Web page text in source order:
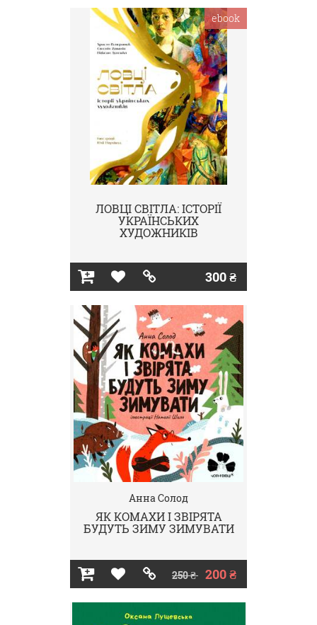
ЛОВЦІ СВІТЛА: ІСТОРІЇ
УКРАЇНСЬКИХ
ХУДОЖНИКІВ
300 ₴
ebook
Анна Солод
ЯК КОМАХИ І ЗВІРЯТА
БУДУТЬ ЗИМУ ЗИМУВАТИ
250 ₴ 200 ₴